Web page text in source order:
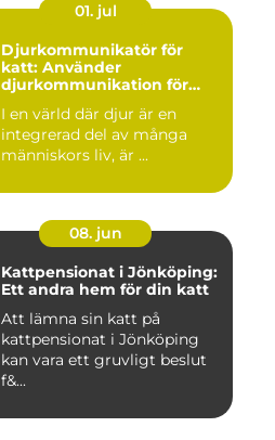
01. jul
Djurkommunikatör för
katt: Använder
djurkommunikation för
I en värld där djur är en
integrerad del av många
människors liv, är ...
08. jun
Kattpensionat i Jönköping:
Ett andra hem för din katt
Att lämna sin katt på
kattpensionat i Jönköping
kan vara ett gruvligt beslut
f&...